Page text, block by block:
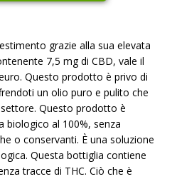
grazie alla sua elevata
7,5 mg di CBD, vale il
Questo prodotto è privo di
un olio puro e pulito che
Questo prodotto è
biologico al 100%, senza
o conservanti. È una soluzione
Questa bottiglia contiene
tracce di THC. Ciò che è